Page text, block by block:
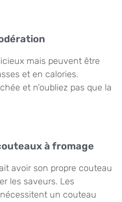
mais peuvent être
et en calories.
et n’oubliez pas que la
à fromage
avoir son propre couteau
les saveurs. Les
un couteau